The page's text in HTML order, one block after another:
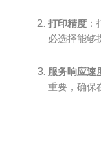
打印精度
必选择能够
服务响应速
重要，确保